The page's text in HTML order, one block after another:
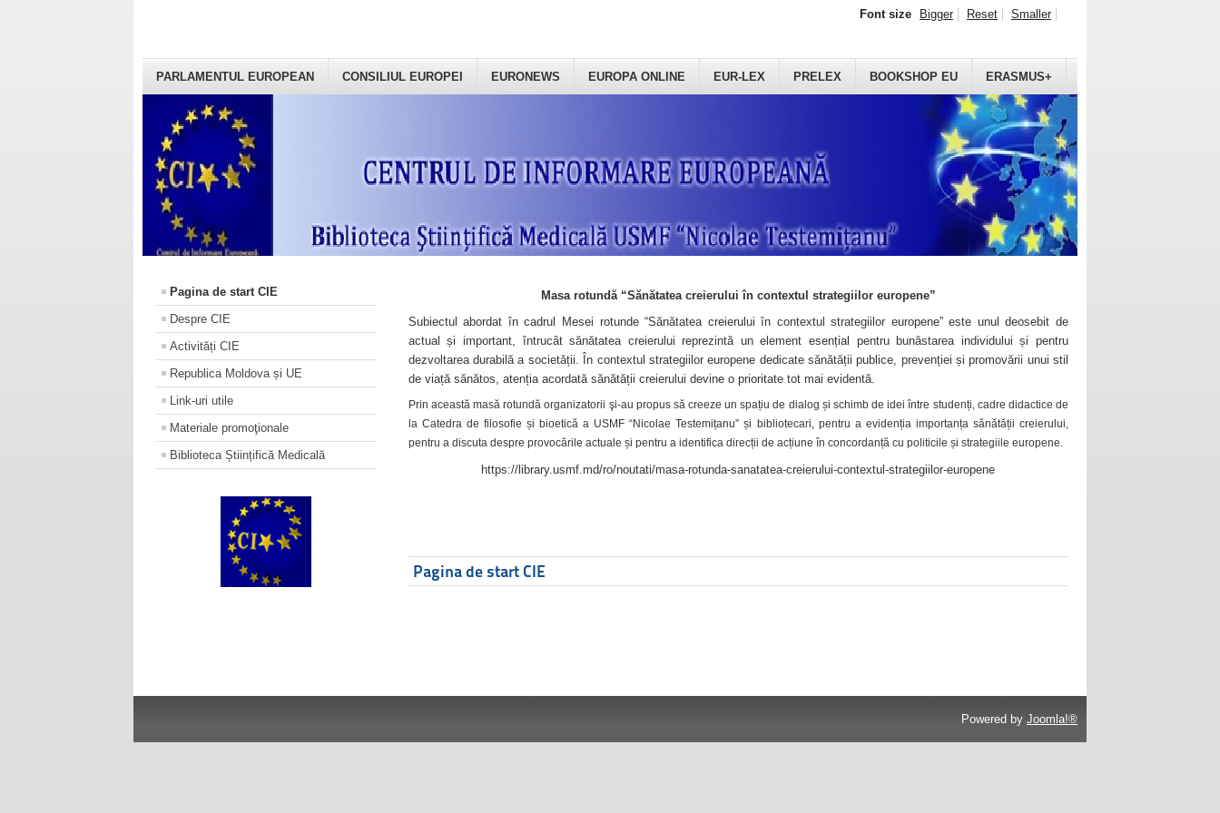
PARLAMENTUL EUROPEAN CONSILIUL EUROPEI EURONEWS EUROPA ONLINE EUR-LEX PRELEX BOOKSHOP EU ERASMUS+
Font size Bigger Reset Smaller
Pagina de start CIE
Despre CIE
Activități CIE
Republica Moldova și UE
Link-uri utile
Materiale promoţionale
Biblioteca Științifică Medicală
Masa rotundă “Sănătatea creierului în contextul strategiilor europene”
Subiectul abordat în cadrul Mesei rotunde “Sănătatea creierului în contextul strategiilor europene” este unul deosebit de
actual și important, întrucât sănătatea creierului reprezintă un element esențial pentru bunăstarea individului și pentru
dezvoltarea durabilă a societății. În contextul strategiilor europene dedicate sănătății publice, prevenției și promovării unui stil
de viață sănătos, atenția acordată sănătății creierului devine o prioritate tot mai evidentă.
Prin această masă rotundă organizatorii şi-au propus să creeze un spațiu de dialog și schimb de idei între studenți, cadre didactice de
la Catedra de filosofie și bioetică a USMF “Nicolae Testemițanu” și bibliotecari, pentru a evidenția importanța sănătății creierului,
pentru a discuta despre provocările actuale și pentru a identifica direcții de acțiune în concordanță cu politicile și strategiile europene.
https://library.usmf.md/ro/noutati/masa-rotunda-sanatatea-creierului-contextul-strategiilor-europene
Pagina de start CIE
Powered by Joomla!®